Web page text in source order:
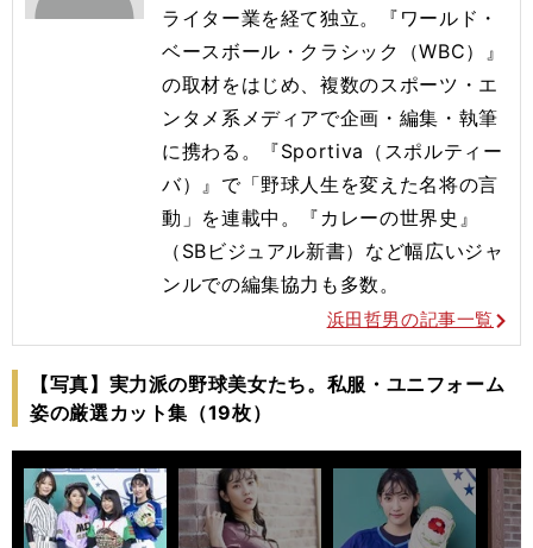
ライター業を経て独立。『ワールド・
ベースボール・クラシック（WBC）』
の取材をはじめ、複数のスポーツ・エ
ンタメ系メディアで企画・編集・執筆
に携わる。『Sportiva（スポルティー
バ）』で「野球人生を変えた名将の言
動」を連載中。『カレーの世界史』
（SBビジュアル新書）など幅広いジャ
ンルでの編集協力も多数。
浜田哲男の記事一覧
【写真】実力派の野球美女たち。私服・ユニフォーム
姿の厳選カット集（19枚）